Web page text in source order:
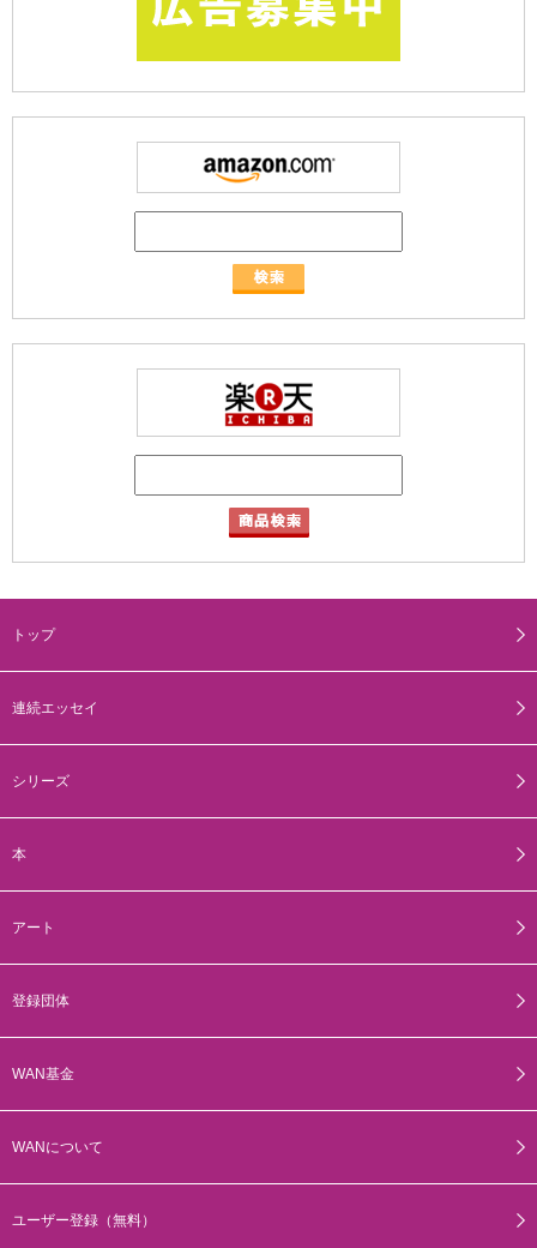
トップ
連続エッセイ
シリーズ
本
アート
登録団体
WAN基金
WANについて
ユーザー登録（無料）